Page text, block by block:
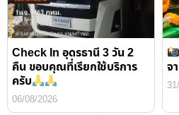
Check In อุดรธานี 3 วัน 2
คืน ขอบคุณที่เรียกใช้บริการ
ครับ
06/08/2026
จ